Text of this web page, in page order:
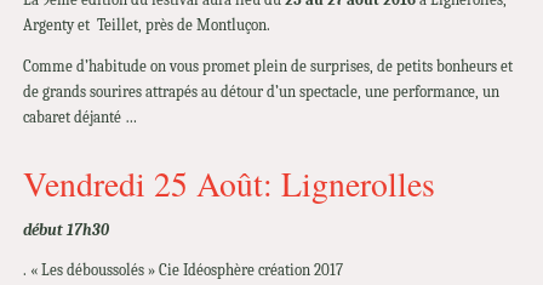
Argenty et Teillet, près de Montluçon.
Comme d’habitude on vous promet plein de surprises, de petits bonheurs et
de grands sourires attrapés au détour d’un spectacle, une performance, un
cabaret déjanté …
Vendredi 25 Août: Lignerolles
début 17h30
. « Les déboussolés » Cie Idéosphère création 2017